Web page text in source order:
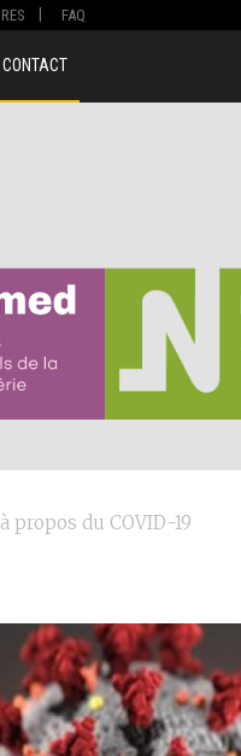
FAQ
CONTACT
propos du COVID-19